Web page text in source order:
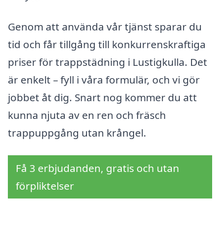
Genom att använda vår tjänst sparar du
tid och får tillgång till konkurrenskraftiga
priser för trappstädning i Lustigkulla. Det
är enkelt – fyll i våra formulär, och vi gör
jobbet åt dig. Snart nog kommer du att
kunna njuta av en ren och fräsch
trappuppgång utan krångel.
Få 3 erbjudanden, gratis och utan
förpliktelser